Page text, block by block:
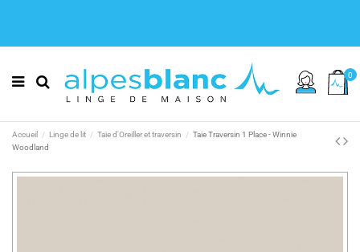
0
Accueil Linge de lit Taie d'Oreiller et traversin
Taie Traversin 1 Place - Winnie
Woodland